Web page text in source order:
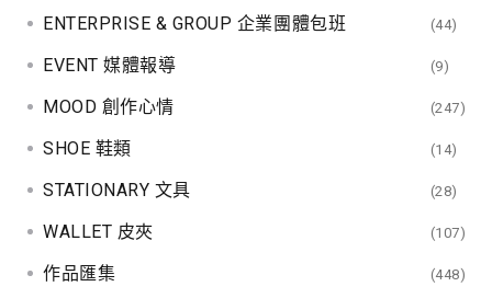
ENTERPRISE & GROUP 企業團體包班 (44)
EVENT 媒體報導 (9)
MOOD 創作心情 (247)
SHOE 鞋類 (14)
STATIONARY 文具 (28)
WALLET 皮夾 (107)
作品匯集 (448)